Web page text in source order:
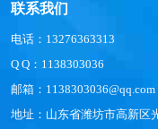
联系我们
电话：13276363313
Q Q：1138303036
邮箱：1138303036@qq.com
地址：山东省潍坊市高新区